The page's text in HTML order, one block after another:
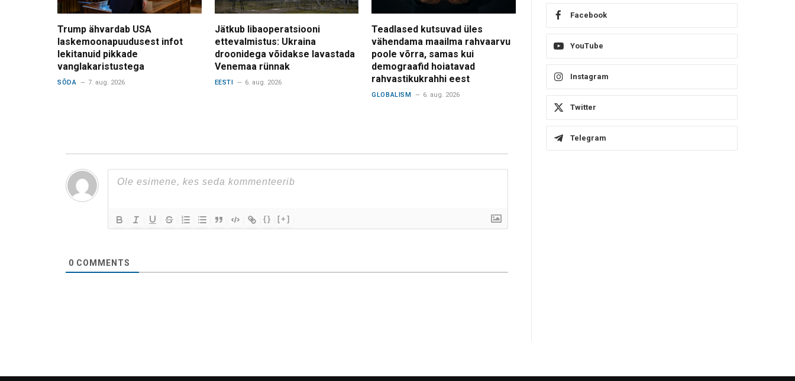
Trump ähvardab USA
laskemoonapuudusest infot
lekitanuid pikkade
vanglakaristustega
SÕDA 7. aug. 2026
Jätkub libaoperatsiooni
ettevalmistus: Ukraina
droonidega võidakse lavastada
Venemaa rünnak
EESTI 6. aug. 2026
Teadlased kutsuvad üles
vähendama maailma rahvaarvu
poole võrra, samas kui
demograafid hoiatavad
rahvastikukrahhi eest
GLOBALISM 6. aug. 2026
{} [+]
0 COMMENTS
Facebook
YouTube
Instagram
Twitter
Telegram